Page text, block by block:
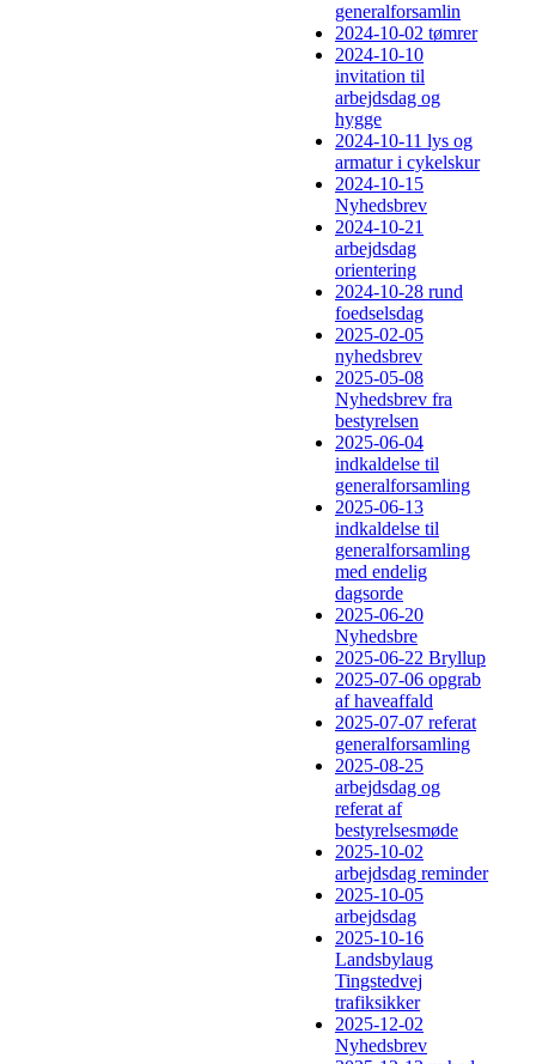
generalforsamlin
2024-10-02 tømrer
2024-10-10
invitation til
arbejdsdag og
hygge
2024-10-11 lys og
armatur i cykelskur
2024-10-15
Nyhedsbrev
2024-10-21
arbejdsdag
orientering
2024-10-28 rund
foedselsdag
2025-02-05
nyhedsbrev
2025-05-08
Nyhedsbrev fra
bestyrelsen
2025-06-04
indkaldelse til
generalforsamling
2025-06-13
indkaldelse til
generalforsamling
med endelig
dagsorde
2025-06-20
Nyhedsbre
2025-06-22 Bryllup
2025-07-06 opgrab
af haveaffald
2025-07-07 referat
generalforsamling
2025-08-25
arbejdsdag og
referat af
bestyrelsesmøde
2025-10-02
arbejdsdag reminder
2025-10-05
arbejdsdag
2025-10-16
Landsbylaug
Tingstedvej
trafiksikker
2025-12-02
Nyhedsbrev